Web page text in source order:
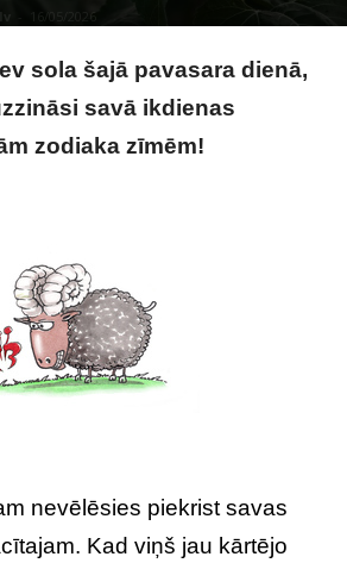
16/05/2026
Unsplash
sola šajā pavasara dienā,
savā ikdienas
zodiaka zīmēm!
nevēlēsies piekrist savas
Kad viņš jau kārtējo